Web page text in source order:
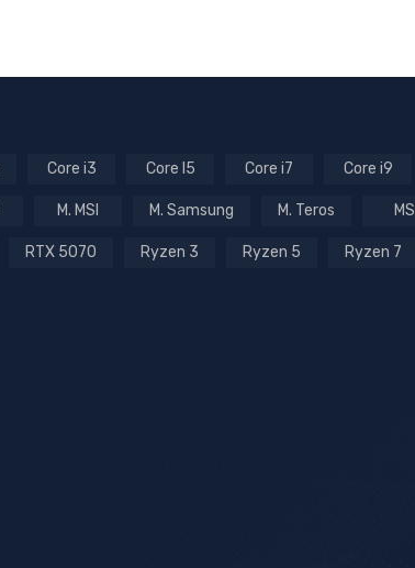
Core i3 Core I5 Core i7 Core i9
M. MSI M. Samsung M. Teros MSI
RTX 5070 Ryzen 3 Ryzen 5 Ryzen 7